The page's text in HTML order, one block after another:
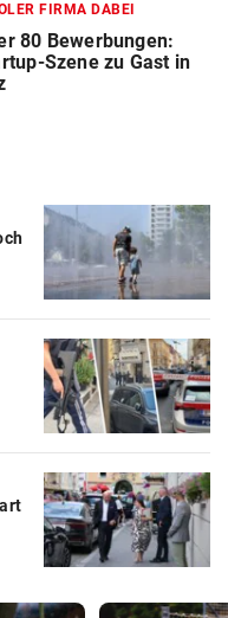
FIRMA DABEI
80 Bewerbungen:
Szene zu Gast in